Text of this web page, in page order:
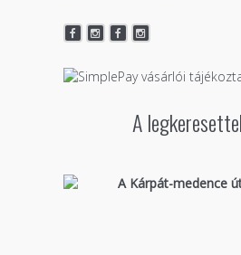
A
A Kárpát-medence